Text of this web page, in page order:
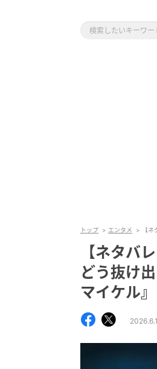
トップ エンタメ 【
【ネタバ
どう抜け
マイケル』